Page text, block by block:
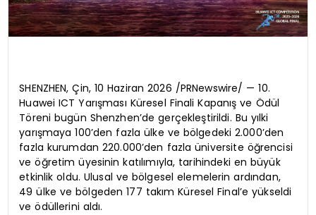
SHENZHEN, Çin, 10 Haziran 2026 /PRNewswire/ — 10.
Huawei ICT Yarışması Küresel Finali Kapanış ve Ödül
Töreni bugün Shenzhen’de gerçekleştirildi. Bu yılki
yarışmaya 100’den fazla ülke ve bölgedeki 2.000’den
fazla kurumdan 220.000’den fazla üniversite öğrencisi
ve öğretim üyesinin katılımıyla, tarihindeki en büyük
etkinlik oldu. Ulusal ve bölgesel elemelerin ardından,
49 ülke ve bölgeden 177 takım Küresel Final’e yükseldi
ve ödüllerini aldı.